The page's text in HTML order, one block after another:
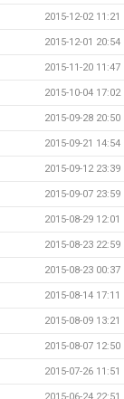
2015-12-02 11:21
2015-12-01 20:54
2015-11-20 11:47
2015-10-04 17:02
2015-09-28 20:50
2015-09-21 14:54
2015-09-12 23:39
2015-09-07 23:59
2015-08-29 12:01
2015-08-23 22:59
2015-08-23 00:37
2015-08-14 17:11
2015-08-09 13:21
2015-08-07 12:50
2015-07-26 11:51